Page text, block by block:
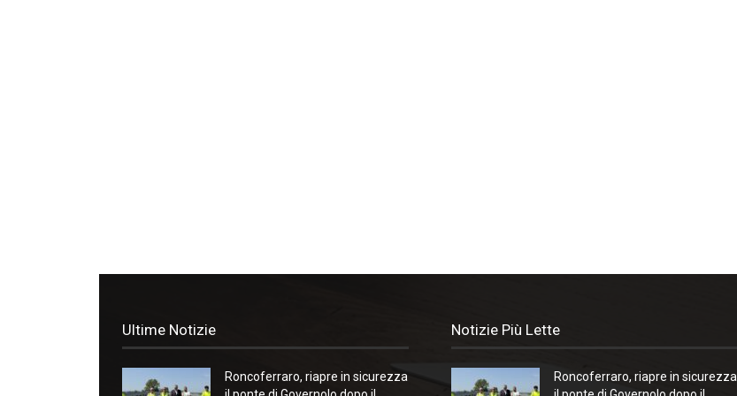
Ultime Notizie
Roncoferraro, riapre in sicurezza
Notizie Più Lette
Roncoferraro, riapre in sicurezza